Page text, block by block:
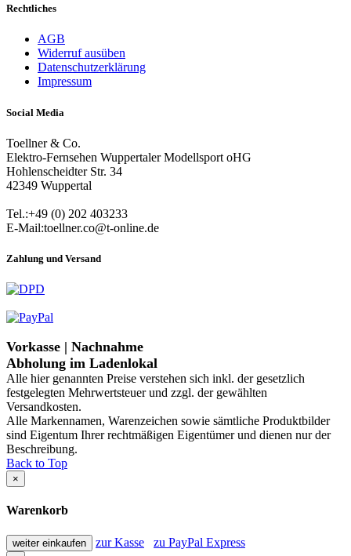
Rechtliches
AGB
Widerruf ausüben
Datenschutzerklärung
Impressum
Social Media
Toellner & Co.
Elektro-Fernsehen Wuppertaler Modellsport oHG
Hohlenscheidter Str. 34
42349 Wuppertal
Tel.:+49 (0) 202 403233
E-Mail:toellner.co@t-online.de
Zahlung und Versand
Vorkasse | Nachnahme
Abholung im Ladenlokal
Alle hier genannten Preise verstehen sich inkl. der gesetzlich
festgelegten Mehrwertsteuer und zzgl. der gewählten
Versandkosten.
Alle Markennamen, Warenzeichen sowie sämtliche Produktbilder
sind Eigentum Ihrer rechtmäßigen Eigentümer und dienen nur der
Beschreibung.
Back to Top
×
Warenkorb
weiter einkaufen zur Kasse zu PayPal Express